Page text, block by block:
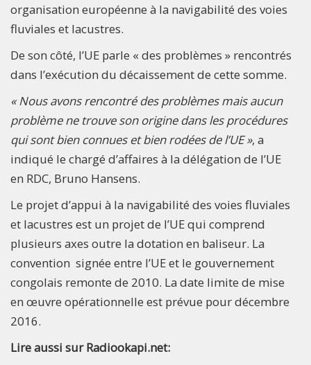
organisation européenne à la navigabilité des voies
fluviales et lacustres.
De son côté, l’UE parle « des problèmes » rencontrés
dans l’exécution du décaissement de cette somme.
« Nous avons rencontré des problèmes mais aucun
problème ne trouve son origine dans les procédures
qui sont bien connues et bien rodées de l’UE », a
indiqué le chargé d’affaires à la délégation de l’UE
en RDC, Bruno Hansens.
Le projet d’appui à la navigabilité des voies fluviales
et lacustres est un projet de l’UE qui comprend
plusieurs axes outre la dotation en baliseur. La
convention signée entre l’UE et le gouvernement
congolais remonte de 2010. La date limite de mise
en œuvre opérationnelle est prévue pour décembre
2016.
Lire aussi sur Radiookapi.net: